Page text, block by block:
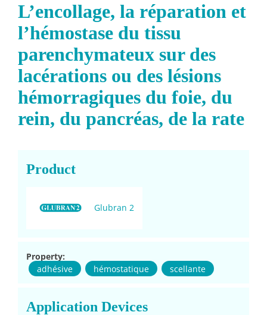
L’encollage, la réparation et
l’hémostase du tissu
parenchymateux sur des
lacérations ou des lésions
hémorragiques du foie, du
rein, du pancréas, de la rate
Product
Glubran 2
Property:
adhésive
hémostatique scellante
Application Devices